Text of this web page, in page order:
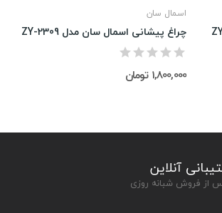
اسمال سان
چراغ پیشانی اسمال سان مدل ZY-2309
1,800,000 تومان
آنلاین
از فروش شبانه روزی